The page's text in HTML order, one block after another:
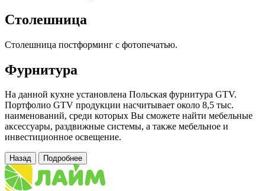
Столешница
Столешница постформинг с фотопечатью.
Фурнитура
На данной кухне установлена Польская фурнитура GTV.
Портфолио GTV продукции насчитывает около 8,5 тыс.
наименований, среди которых Вы сможете найти мебельные
аксессуары, раздвижные системы, а также мебельное и
инвестиционное освещение.
Назад Подробнее